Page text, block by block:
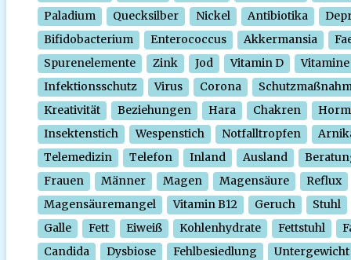
Paladium
Quecksilber Nickel Antibiotika
Bifidobacterium
Enterococcus Akkermansia
Spurenelemente
Zink Jod Vitamin D
Vitamine
Infektionsschutz
Virus Corona
Kreativität
Beziehungen Hara Chakren
Insektenstich
Wespenstich Notfalltropfen
Telemedizin
Telefon Inland Ausland
Frauen
Männer Magen Magensäure
Reflux
Magensäuremangel
Vitamin B12 Geruch
Stuhl
Galle
Fett Eiweiß Kohlenhydrate Fettstuhl
Candida
Dysbiose Fehlbesiedlung Untergewicht